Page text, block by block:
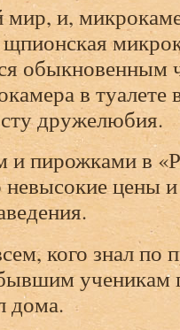
и,
обыкновенным
в туалете
дружелюбия.
и пирожками в
невысокие цены
кого знал по
ученикам
дома.